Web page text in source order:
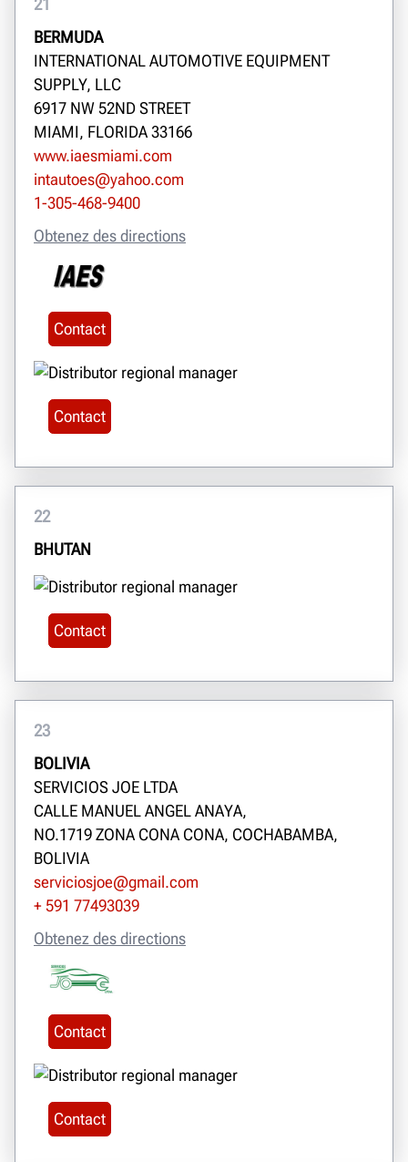
21
BERMUDA
INTERNATIONAL AUTOMOTIVE EQUIPMENT
SUPPLY, LLC
6917 NW 52ND STREET
MIAMI, FLORIDA 33166
www.iaesmiami.com
intautoes@yahoo.com
1-305-468-9400
Obtenez des directions
Contact
Contact
22
BHUTAN
Contact
23
BOLIVIA
SERVICIOS JOE LTDA
CALLE MANUEL ANGEL ANAYA,
NO.1719 ZONA CONA CONA, COCHABAMBA,
BOLIVIA
serviciosjoe@gmail.com
+ 591 77493039
Obtenez des directions
Contact
Contact